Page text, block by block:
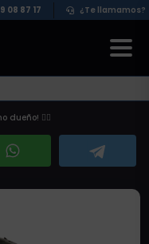
08 87 17  ¿Te llamamos?
dueño! 👇🏽